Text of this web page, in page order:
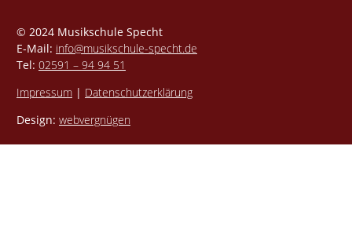
© 2024 Musikschule Specht
E-Mail: info@musikschule-specht.de
Tel: 02591 – 94 94 51
Impressum | Datenschutzerklärung
Design: webvergnügen